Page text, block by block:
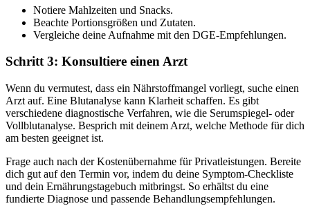
Notiere Mahlzeiten und Snacks.
Beachte Portionsgrößen und Zutaten.
Vergleiche deine Aufnahme mit den DGE-Empfehlungen.
Schritt 3: Konsultiere einen Arzt
Wenn du vermutest, dass ein Nährstoffmangel vorliegt, suche einen
Arzt auf. Eine Blutanalyse kann Klarheit schaffen. Es gibt
verschiedene diagnostische Verfahren, wie die Serumspiegel- oder
Vollblutanalyse. Besprich mit deinem Arzt, welche Methode für dich
am besten geeignet ist.
Frage auch nach der Kostenübernahme für Privatleistungen. Bereite
dich gut auf den Termin vor, indem du deine Symptom-Checkliste
und dein Ernährungstagebuch mitbringst. So erhältst du eine
fundierte Diagnose und passende Behandlungsempfehlungen.